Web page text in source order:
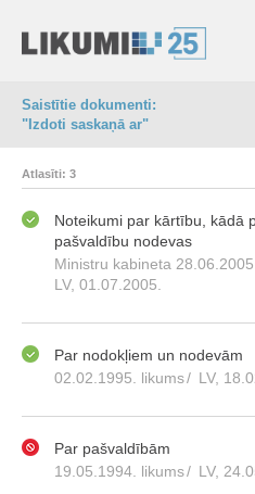
Saistītie dokumenti:
"Izdoti saskaņā ar"
Atlasīti: 3
Noteikumi par kārtību, kādā
pašvaldību nodevas
Ministru kabineta
LV, 01.07.2005.
Par nodokļiem un nodevām
02.02.1995. likums/ LV,
Par pašvaldībām
19.05.1994. likums/ LV,